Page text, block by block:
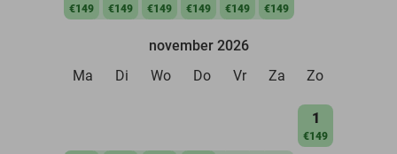
€149 €149 €149 €149 €149 €149
november 2026
Ma
Di Wo Do Vr Za Zo
1
€149